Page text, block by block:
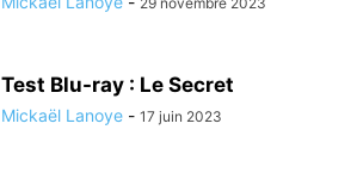
Test Blu-ray : Le Secret
Mickaël Lanoye - 17 juin 2023